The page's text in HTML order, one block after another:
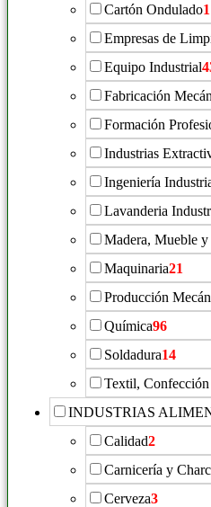
Cartón Ondulado1
Empresas de
Equipo Industrial
Fabricación
Formación
Industrias
Ingeniería
Lavanderia
Madera, Mueble
Maquinaria21
Producción
Química96
Soldadura14
Textil,
INDUSTRIAS
Calidad2
Carnicería y
Cerveza3